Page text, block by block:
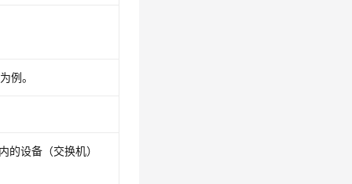
例。
设备（交换机）